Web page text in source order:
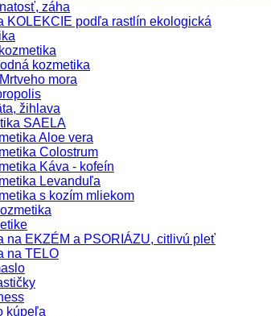
záha
KOLEKCIE podľa rastlín ekologická
kozmetika
mora
žihlava
SAELA
Aloe vera
Colostrum
Káva - kofeín
Levanduľa
s kozím mliekom
na EKZÉM a PSORIÁZU, citlivú pleť
na TELO
kúpeľa